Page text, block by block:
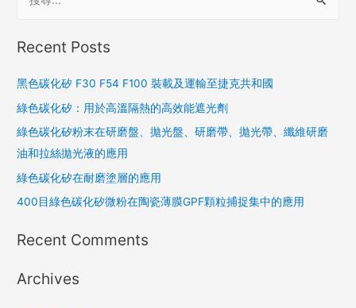
Recent Posts
黑色碳化矽 F30 F54 F100 裝載及運輸至捷克共和國
綠色碳化矽：用於高溫隔熱的高效能遮光劑
綠色碳化矽粉末在研磨盤、拋光盤、研磨帶、拋光帶、纖維研磨
油和拉絲拋光液的應用
綠色碳化矽在耐磨塗層的應用
400目綠色碳化矽微粉在陶瓷薄膜GPF顆粒捕捉集中的應用
Recent Comments
Archives